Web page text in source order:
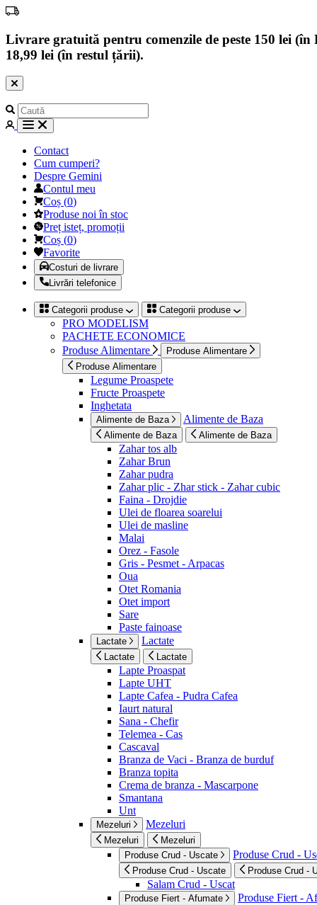
Livrare gratuită pentru comenzile de peste 150 lei
18,99 lei (în restul țării).
Contact
Cum cumperi?
Despre Gemini
Contul meu
Coș (0)
Produse noi în stoc
Preț isteț, promoții
Coș (0)
Favorite
Costuri de livrare
Livrări telefonice
Categorii produse Categorii produse
PRO MODELISM
PACHETE ECONOMICE
Produse Alimentare
Produse Alimentare
Produse Alimentare
Legume Proaspete
Fructe Proaspete
Inghetata
Alimente de Baza Alimente de Baza
Alimente de Baza Alimente de Baza
Zahar tos alb
Zahar Brun
Zahar pudra
Zahar plic - Zhar stick - Zahar cubic
Faina - Drojdie
Ulei de floarea soarelui
Ulei de masline
Malai
Orez - Fasole
Gris - Pesmet - Arpacas
Oua
Otet Romania
Otet import
Sare
Paste fainoase
Lactate Lactate
Lactate Lactate
Lapte Proaspat
Lapte UHT
Lapte Cafea - Pudra Cafea
Iaurt natural
Sana - Chefir
Telemea - Cas
Cascaval
Branza de Vaci - Branza de burduf
Branza topita
Crema de branza - Mascarpone
Smantana
Unt
Mezeluri Mezeluri
Mezeluri
Mezeluri
Produse Crud - Uscate
Produse Crud -
Produse Crud - Uscate Produse Crud -
Salam Crud - Uscat
Produse Fiert - Afumate Produse Fiert -